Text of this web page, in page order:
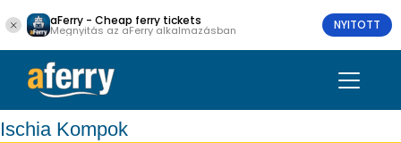
aFerry - Cheap ferry tickets
Megnyitás az aFerry alkalmazásban NYITOTT
Ischia Kompok